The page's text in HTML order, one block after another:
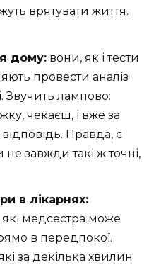
врятувати життя.
дому: вони, як і тести
провести аналіз
Звучить лампово:
чекаєш, і вже за
Правда, є
завжди такі ж точні,
в лікарнях:
які медсестра може
в передпокої.
за декілька хвилин